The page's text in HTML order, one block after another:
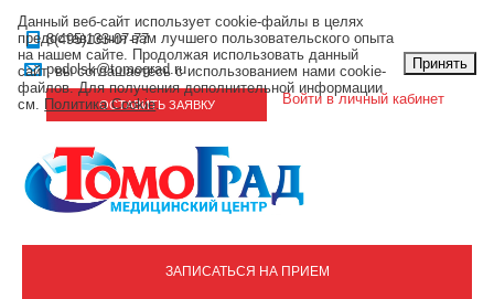
8(495)133-07-77
podolsk@tomograd.ru
ОСТАВИТЬ ЗАЯВКУ Войти в личный кабинет
ЗАПИСАТЬСЯ НА ПРИЕМ
Данный веб-сайт использует cookie-файлы в целях
предоставления вам лучшего пользовательского опыта
на нашем сайте. Продолжая использовать данный
сайт, вы соглашаетесь с использованием нами cookie-
файлов. Для получения дополнительной информации
см. Политика Cookie.
Принять